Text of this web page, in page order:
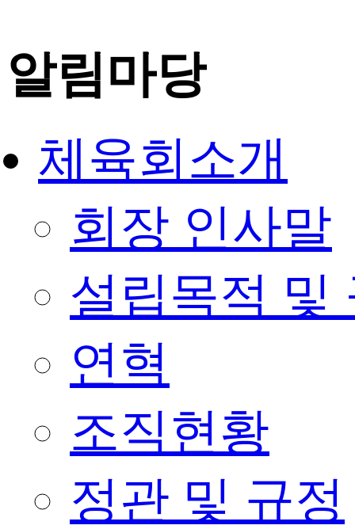
알림마당
체육회소개
회장 인사말
설립목적 및
연혁
조직현황
정관 및 규정